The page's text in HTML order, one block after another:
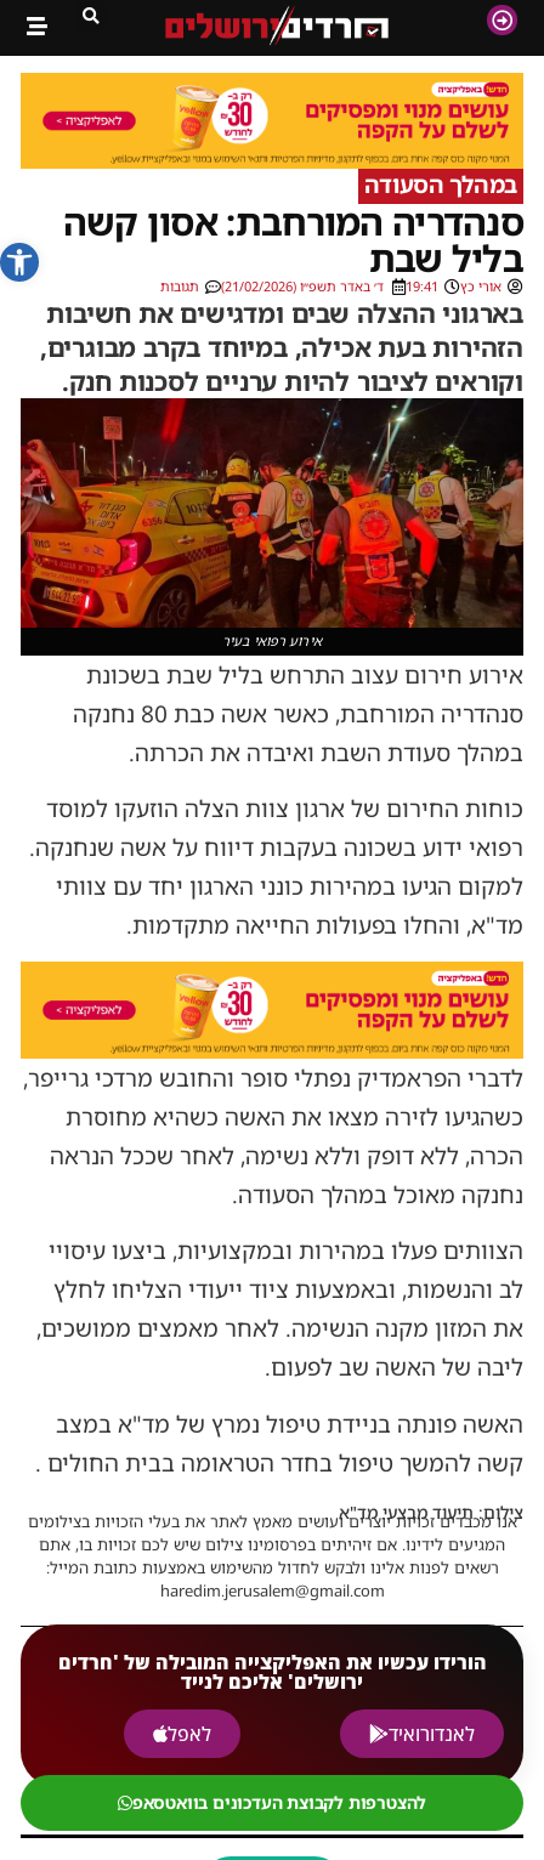
פתח
במהלך הסעודה
סנהדריה המורחבת: אסון קשה
בליל שבת
אורי כץ 19:41 ד׳ באדר תשפ״ו (21/02/2026) תגובות
בארגוני ההצלה שבים ומדגישים את חשיבות
הזהירות בעת אכילה, במיוחד בקרב מבוגרים,
וקוראים לציבור להיות ערניים לסכנות חנק.
אירוע רפואי בעיר
אירוע חירום עצוב התרחש בליל שבת בשכונת
סנהדריה המורחבת, כאשר אשה כבת 80 נחנקה
במהלך סעודת השבת ואיבדה את הכרתה.
כוחות החירום של ארגון צוות הצלה הוזעקו למוסד
רפואי ידוע בשכונה בעקבות דיווח על אשה שנחנקה.
למקום הגיעו במהירות כונני הארגון יחד עם צוותי
מד"א, והחלו בפעולות החייאה מתקדמות.
לדברי הפראמדיק נפתלי סופר והחובש מרדכי גרייפר,
כשהגיעו לזירה מצאו את האשה כשהיא מחוסרת
הכרה, ללא דופק וללא נשימה, לאחר שככל הנראה
נחנקה מאוכל במהלך הסעודה.
הצוותים פעלו במהירות ובמקצועיות, ביצעו עיסויי
לב והנשמות, ובאמצעות ציוד ייעודי הצליחו לחלץ
את המזון מקנה הנשימה. לאחר מאמצים ממושכים,
ליבה של האשה שב לפעום.
האשה פונתה בניידת טיפול נמרץ של מד"א במצב
קשה להמשך טיפול בחדר הטראומה בבית החולים .
צילום: תיעוד מבצעי מד"א
אנו מכבדים זכויות יוצרים ועושים מאמץ לאתר את בעלי הזכויות בצילומים
המגיעים לידינו. אם זיהיתים בפרסומינו צילום שיש לכם זכויות בו, אתם
רשאים לפנות אלינו ולבקש לחדול מהשימוש באמצעות כתובת המייל:
haredim.jerusalem@gmail.com
הורידו עכשיו את האפליקצייה המובילה של 'חרדים
ירושלים' אליכם לנייד
לאנדורואיד
לאפל
להצטרפות לקבוצת העדכונים בוואטסאפ